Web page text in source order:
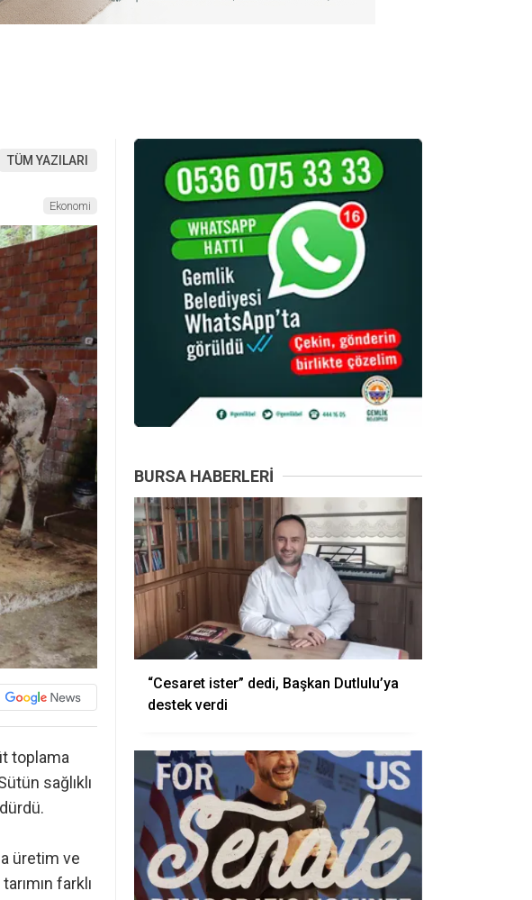
TÜM YAZILARI
Ekonomi
toplama
sağlıklı
üretim ve
farklı
BURSA HABERLERI
“Cesaret ister” dedi, Başkan Dutlulu’ya
destek verdi